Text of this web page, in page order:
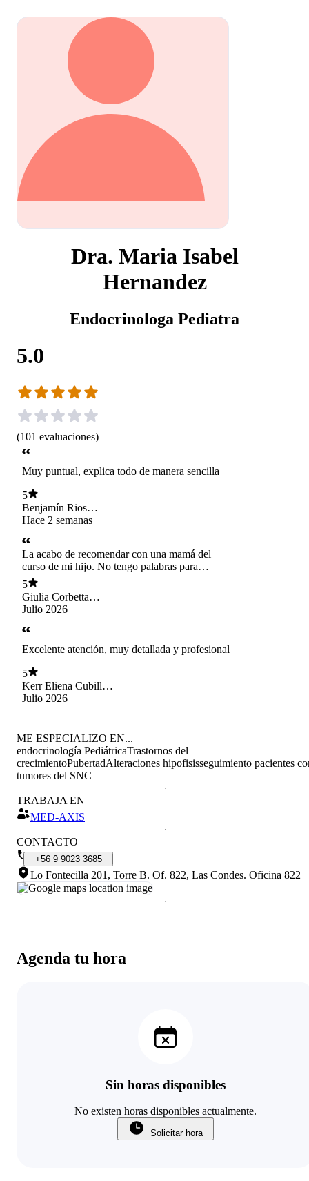
Dra. Maria Isabel
Hernandez
Endocrinologa Pediatra
5.0
(101 evaluaciones)
Muy puntual, explica todo de manera sencilla
5
Benjamín Rios
Contador
Hace 2 semanas
La acabo de recomendar con una mamá del
curso de mi hijo. No tengo palabras para
describirla. Es amorosa, mega atenta, pregunta
por todo, super calmada en la atención, dedica el
tiempo necesario. Es todo lo que está bien en un
profesional de la salud.
5
Giulia Corbetta
Raya
Julio 2026
Excelente atención, muy detallada y profesional
5
Kerr Eliena Cubillos
Andrade
Julio 2026
Agenda tu hora
Sin horas disponibles
No existen horas disponibles actualmente.
Solicitar hora
ME ESPECIALIZO EN...
endocrinología PediátricaTrastornos del
crecimientoPubertadAlteraciones hipofisisseguimiento pacientes
tumores del SNC
TRABAJA EN
MED-AXIS
CONTACTO
+56 9 9023 3685
Lo Fontecilla 201, Torre B. Of. 822, Las Condes. Oficina 822